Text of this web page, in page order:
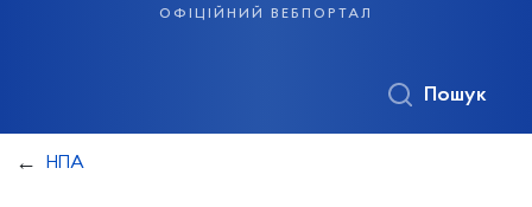
офіційний вебпортал
Пошук
НПА